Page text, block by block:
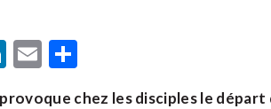
LinkedIn
Email
chez les disciples le